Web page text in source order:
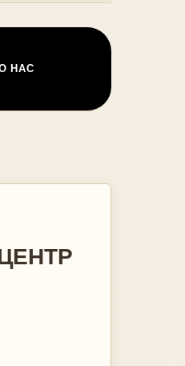
НАС